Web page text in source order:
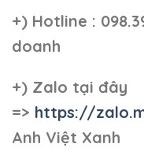
+) Hotline :
doanh
+) Zalo tại đây
=> https://
Anh Việt Xanh